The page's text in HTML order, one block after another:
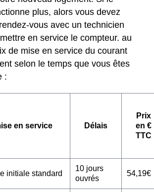
plus, alors vous devez
vous avec un technicien
en service le compteur. au
de mise en service du courant
selon le temps que vous êtes
:
en service Délais
Prix
en €
TTC
initiale standard
10 jours
ouvrés
54,19€